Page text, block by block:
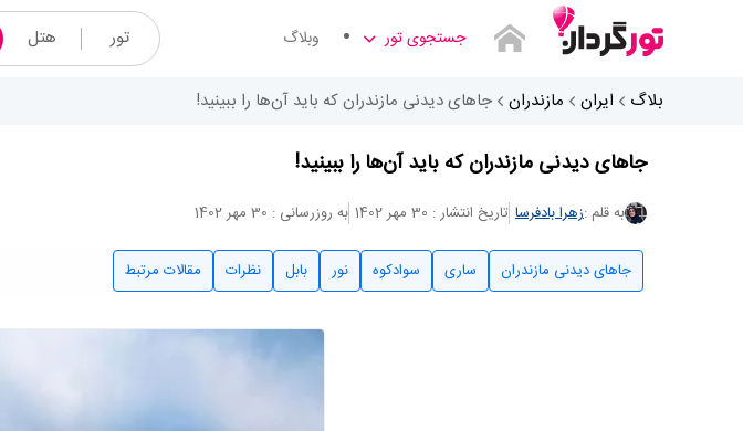
جستجوی تور وبلاگ تور هتل
بلاگ ایران مازندران جاهای دیدنی مازندران که باید آن‌ها را ببینید!
جاهای دیدنی مازندران که باید آن‌ها را ببینید!
به قلم :زهرا بادفرسا تاریخ انتشار : 30 مهر 1402 به روزرسانی : 30 مهر 1402
جاهای دیدنی مازندران ساری سوادکوه نور بابل نظرات مقالات مرتبط